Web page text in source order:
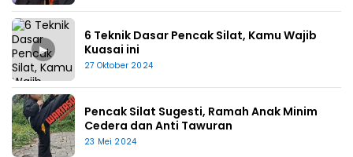
▶
6 Teknik Dasar Pencak Silat, Kamu Wajib
Kuasai ini
27 Oktober 2024
Pencak Silat Sugesti, Ramah Anak Minim
Cedera dan Anti Tawuran
23 Mei 2024